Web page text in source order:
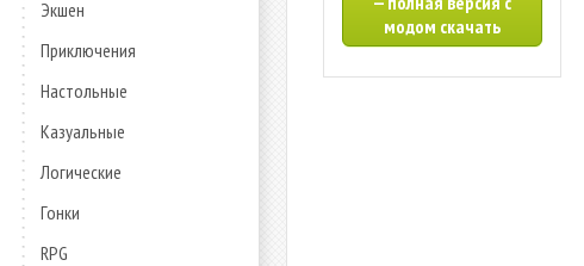
Экшен
Приключения
Настольные
Казуальные
Логические
Гонки
RPG
модом скачать